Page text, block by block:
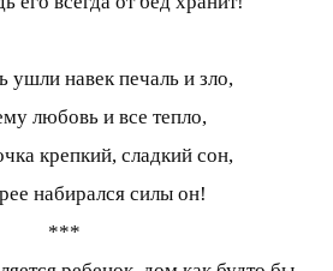
ушли навек печаль и зло,
любовь и все тепло,
крепкий, сладкий сон,
набирался силы он!
***